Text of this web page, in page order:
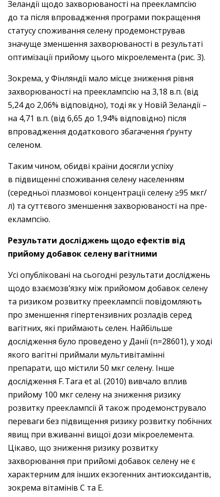
Зеландії щодо захворюваності на прееклампсію
до та після впровадження програми покращення
статусу споживання селену продемонстрував
значуще зменшення захворюваності в результаті
оптимізації прийому цього мікроелемента (рис. 3).
Зокрема, у Фінляндії мало місце зниження рівня
захворюваності на преек­лампсію на 3,18 в.п. (від
5,24 до 2,06% відповідно), тоді як у Новій Зеландії –
на 4,71 в.п. (від 6,65 до 1,94% відповідно) після
впровадження додаткового збагачення ґрунту
селеном.
Таким чином, обидві країни досягли успіху
в підвищенні споживання селену населенням
(середньої плазмової концентрації селену ≥95 мкг/
л) та суттєвого зменшення захворюваності на пре­
еклампсію.
Результати досліджень щодо ефектів від
прийому добавок селену вагітними
Усі опубліковані на сьогодні результати досліджень
щодо взаємозв’язку між прийомом добавок селену
та ризиком розвитку прееклампсії повідомляють
про зменшення гіпертензивних розладів серед
вагітних, які приймають селен. Найбільше
дослідження було проведено у Данії (n=28601), у ході
якого вагітні прий­мали мультивітамінні
препарати, що містили 50 мкг селену. Інше
дослідження F. Tara et al. (2010) вивчало вплив
прийому 100 мкг селену на зниження ризику
розвитку прееклампсії й також продемонструвало
переваги без підвищення ризику розвитку побічних
явищ при вживанні вищої дози мікроелемента.
Цікаво, що зниження ризику розвитку
захворювання при прийомі добавок селену не є
характерним для інших екзогенних антиоксидантів,
зокрема вітамінів С та Е.